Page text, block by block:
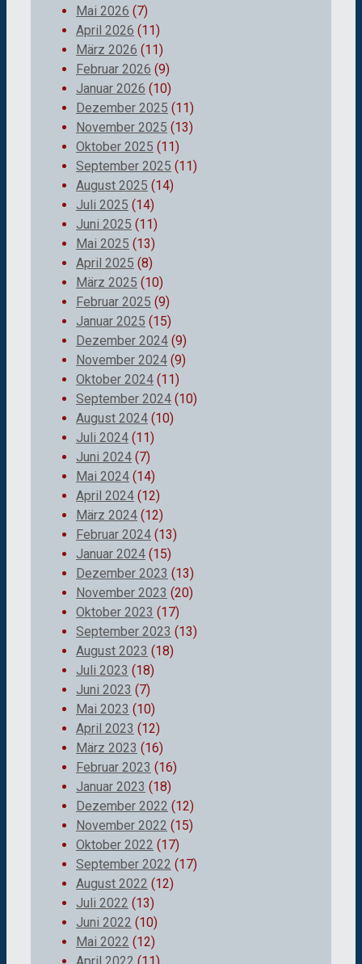
Mai 2026 (7)
April 2026 (11)
März 2026 (11)
Februar 2026 (9)
Januar 2026 (10)
Dezember 2025 (11)
November 2025 (13)
Oktober 2025 (11)
September 2025 (11)
August 2025 (14)
Juli 2025 (14)
Juni 2025 (11)
Mai 2025 (13)
April 2025 (8)
März 2025 (10)
Februar 2025 (9)
Januar 2025 (15)
Dezember 2024 (9)
November 2024 (9)
Oktober 2024 (11)
September 2024 (10)
August 2024 (10)
Juli 2024 (11)
Juni 2024 (7)
Mai 2024 (14)
April 2024 (12)
März 2024 (12)
Februar 2024 (13)
Januar 2024 (15)
Dezember 2023 (13)
November 2023 (20)
Oktober 2023 (17)
September 2023 (13)
August 2023 (18)
Juli 2023 (18)
Juni 2023 (7)
Mai 2023 (10)
April 2023 (12)
März 2023 (16)
Februar 2023 (16)
Januar 2023 (18)
Dezember 2022 (12)
November 2022 (15)
Oktober 2022 (17)
September 2022 (17)
August 2022 (12)
Juli 2022 (13)
Juni 2022 (10)
Mai 2022 (12)
April 2022 (11)